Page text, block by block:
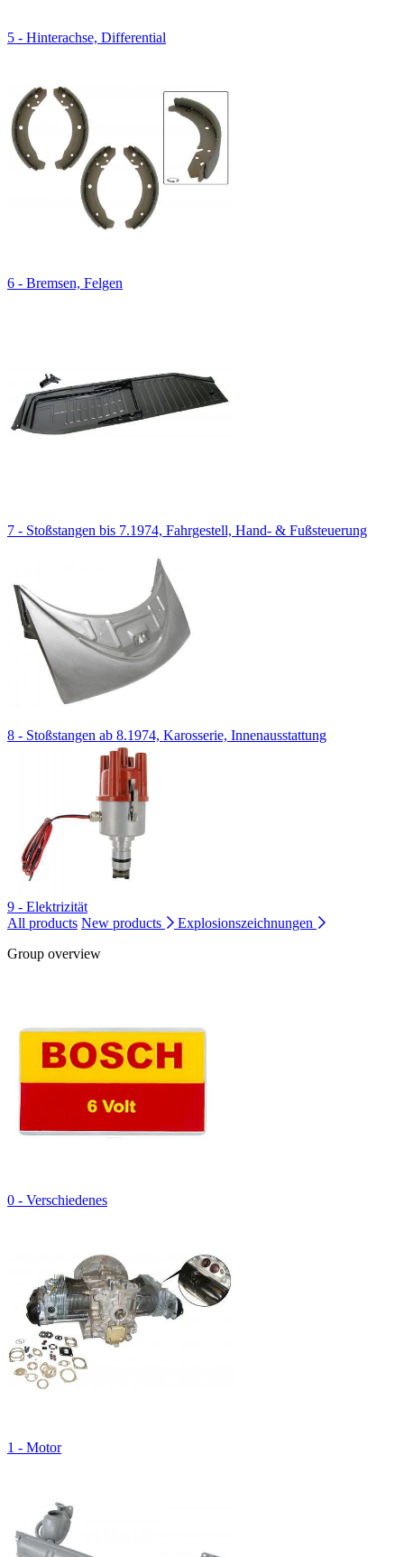
5 - Hinterachse, Differential
6 - Bremsen, Felgen
7 - Stoßstangen bis 7.1974, Fahrgestell, Hand- & Fußsteuerung
8 - Stoßstangen ab 8.1974, Karosserie, Innenausstattung
9 - Elektrizität
All products New products
Explosionszeichnungen
Group overview
0 - Verschiedenes
1 - Motor